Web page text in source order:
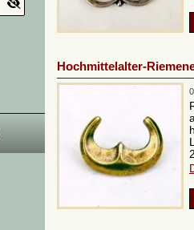
Hochmittelalter-